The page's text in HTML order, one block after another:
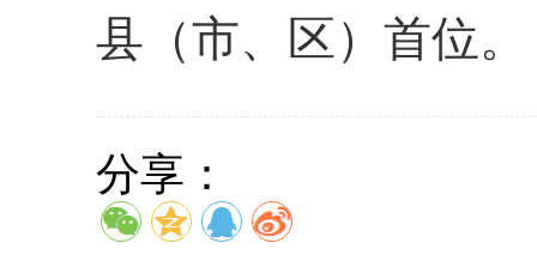
县（市、区）首位。
分享：